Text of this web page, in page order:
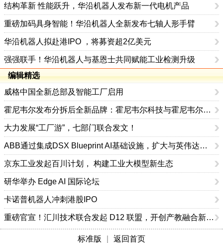
结构革新 性能跃升，华沿机器人发布新一代电机产品
重磅加码具身智能！华沿机器人全新发布七轴人形手臂
华沿机器人拟赴港IPO ，将募资超2亿美元
强强联手！华沿机器人与基恩士共同赋能工业检测升级
编辑精选
威格中国全新总部及智能工厂启用
霍尼韦尔发布分拆后全新品牌：霍尼韦尔科技与霍尼韦尔航空航天
大力发展“工厂游”，七部门联合发文！
ABB通过集成DSX Blueprint AI基础设施，扩大与英伟达的合作
京东工业发起百川计划， 构建工业大模型新生态
研华举办 Edge AI 国际论坛
卡诺普机器人冲刺港股IPO
重磅官宣！汇川技术联合发起 D12 联盟，开创产教融合新范式
标准版 返回首页